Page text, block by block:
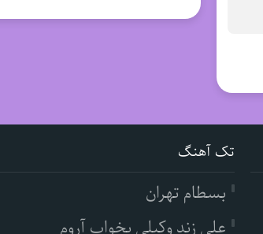
تک آهنگ
بسطام تهران
علی زند وکیلی بخواب آروم